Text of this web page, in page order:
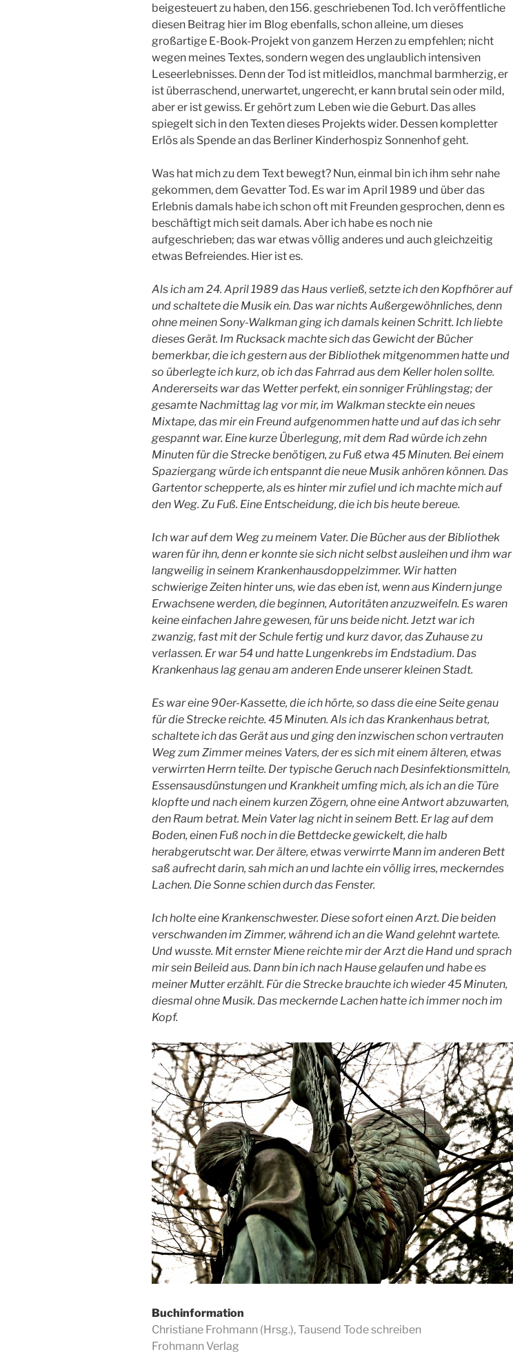
beigesteuert zu haben, den 156. geschriebenen Tod. Ich veröffentliche
diesen Beitrag hier im Blog ebenfalls, schon alleine, um dieses
großartige E-Book-Projekt von ganzem Herzen zu empfehlen; nicht
wegen meines Textes, sondern wegen des unglaublich intensiven
Leseerlebnisses. Denn der Tod ist mitleidlos, manchmal barmherzig, er
ist überraschend, unerwartet, ungerecht, er kann brutal sein oder mild,
aber er ist gewiss. Er gehört zum Leben wie die Geburt. Das alles
spiegelt sich in den Texten dieses Projekts wider. Dessen kompletter
Erlös als Spende an das Berliner Kinderhospiz Sonnenhof geht.
Was hat mich zu dem Text bewegt? Nun, einmal bin ich ihm sehr nahe
gekommen, dem Gevatter Tod. Es war im April 1989 und über das
Erlebnis damals habe ich schon oft mit Freunden gesprochen, denn es
beschäftigt mich seit damals. Aber ich habe es noch nie
aufgeschrieben; das war etwas völlig anderes und auch gleichzeitig
etwas Befreiendes. Hier ist es.
Als ich am 24. April 1989 das Haus verließ, setzte ich den Kopfhörer auf
und schaltete die Musik ein. Das war nichts Außergewöhnliches, denn
ohne meinen Sony-Walkman ging ich damals keinen Schritt. Ich liebte
dieses Gerät. Im Rucksack machte sich das Gewicht der Bücher
bemerkbar, die ich gestern aus der Bibliothek mitgenommen hatte und
so überlegte ich kurz, ob ich das Fahrrad aus dem Keller holen sollte.
Andererseits war das Wetter perfekt, ein sonniger Frühlingstag; der
gesamte Nachmittag lag vor mir, im Walkman steckte ein neues
Mixtape, das mir ein Freund aufgenommen hatte und auf das ich sehr
gespannt war. Eine kurze Überlegung, mit dem Rad würde ich zehn
Minuten für die Strecke benötigen, zu Fuß etwa 45 Minuten. Bei einem
Spaziergang würde ich entspannt die neue Musik anhören können. Das
Gartentor schepperte, als es hinter mir zufiel und ich machte mich auf
den Weg. Zu Fuß. Eine Entscheidung, die ich bis heute bereue.
Ich war auf dem Weg zu meinem Vater. Die Bücher aus der Bibliothek
waren für ihn, denn er konnte sie sich nicht selbst ausleihen und ihm war
langweilig in seinem Krankenhausdoppelzimmer. Wir hatten
schwierige Zeiten hinter uns, wie das eben ist, wenn aus Kindern junge
Erwachsene werden, die beginnen, Autoritäten anzuzweifeln. Es waren
keine einfachen Jahre gewesen, für uns beide nicht. Jetzt war ich
zwanzig, fast mit der Schule fertig und kurz davor, das Zuhause zu
verlassen. Er war 54 und hatte Lungenkrebs im Endstadium. Das
Krankenhaus lag genau am anderen Ende unserer kleinen Stadt.
Es war eine 90er-Kassette, die ich hörte, so dass die eine Seite genau
für die Strecke reichte. 45 Minuten. Als ich das Krankenhaus betrat,
schaltete ich das Gerät aus und ging den inzwischen schon vertrauten
Weg zum Zimmer meines Vaters, der es sich mit einem älteren, etwas
verwirrten Herrn teilte. Der typische Geruch nach Desinfektionsmitteln,
Essensausdünstungen und Krankheit umfing mich, als ich an die Türe
klopfte und nach einem kurzen Zögern, ohne eine Antwort abzuwarten,
den Raum betrat. Mein Vater lag nicht in seinem Bett. Er lag auf dem
Boden, einen Fuß noch in die Bettdecke gewickelt, die halb
herabgerutscht war. Der ältere, etwas verwirrte Mann im anderen Bett
saß aufrecht darin, sah mich an und lachte ein völlig irres, meckerndes
Lachen. Die Sonne schien durch das Fenster.
Ich holte eine Krankenschwester. Diese sofort einen Arzt. Die beiden
verschwanden im Zimmer, während ich an die Wand gelehnt wartete.
Und wusste. Mit ernster Miene reichte mir der Arzt die Hand und sprach
mir sein Beileid aus. Dann bin ich nach Hause gelaufen und habe es
meiner Mutter erzählt. Für die Strecke brauchte ich wieder 45 Minuten,
diesmal ohne Musik. Das meckernde Lachen hatte ich immer noch im
Kopf.
Buchinformation
Christiane Frohmann (Hrsg.), Tausend Tode schreiben
Frohmann Verlag